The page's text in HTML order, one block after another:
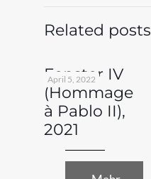
Related posts
April 5, 2022
Fenster IV
(Hommage
à Pablo II),
2021